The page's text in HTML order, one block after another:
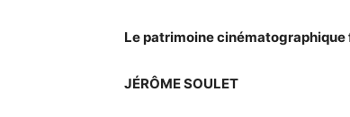
Le patrimoine
JÉRÔME SOULET